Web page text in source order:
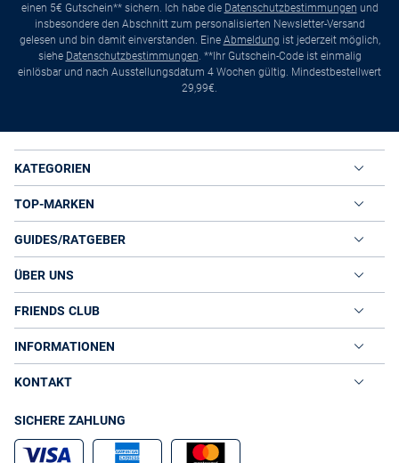
einen 5€ Gutschein** sichern. Ich habe die Datenschutzbestimmungen und
insbesondere den Abschnitt zum personalisierten Newsletter-Versand
gelesen und bin damit einverstanden. Eine Abmeldung ist jederzeit möglich,
siehe Datenschutzbestimmungen. **Ihr Gutschein-Code ist einmalig
einlösbar und nach Ausstellungsdatum 4 Wochen gültig. Mindestbestellwert
29,99€.
KATEGORIEN
TOP-MARKEN
GUIDES/RATGEBER
ÜBER UNS
FRIENDS CLUB
INFORMATIONEN
KONTAKT
SICHERE ZAHLUNG